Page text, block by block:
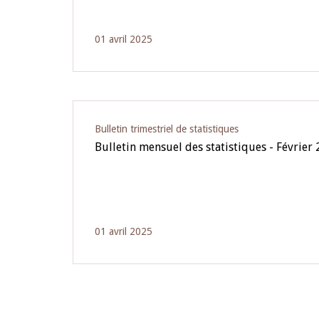
01 avril 2025
Bulletin trimestriel de statistiques
Bulletin mensuel des statistiques - Février
01 avril 2025